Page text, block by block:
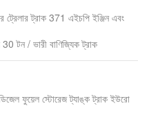
ট্রাক 371 এইচপি ইঞ্জিন এবং
30 টন / ভারী বাণিজ্যিক ট্রাক
ফুয়েল স্টোরেজ ট্যাঙ্ক ট্রাক ইউরো